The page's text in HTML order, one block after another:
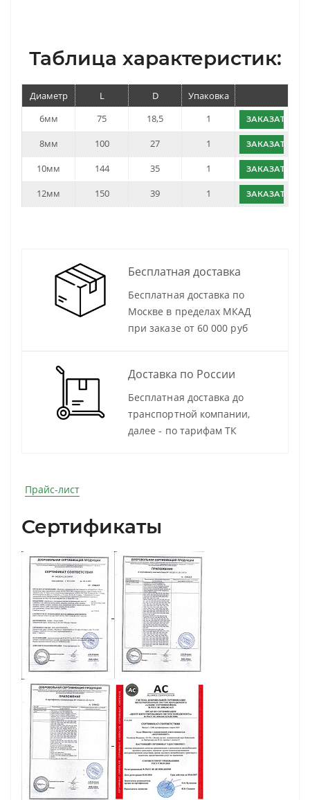
Таблица характеристик:
Диаметр L D
Упаковка
6мм
75 18,5 1 ЗАКАЗАТЬ
8мм 100 27 1 ЗАКАЗАТЬ
10мм 144 35 1 ЗАКАЗАТЬ
12мм 150 39 1 ЗАКАЗАТЬ
Бесплатная доставка
Бесплатная доставка по
Москве в пределах МКАД
при заказе от 60 000 руб
Доставка по России
Бесплатная доставка до
транспортной компании,
далее - по тарифам ТК
Прайс-лист
Сертификаты